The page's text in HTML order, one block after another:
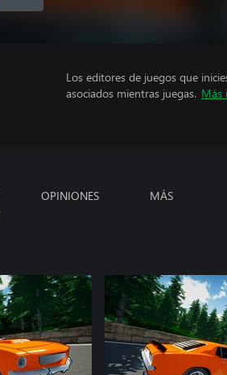
Los editores de juegos que
asociados mientras juegas. Más
OPINIONES MÁS